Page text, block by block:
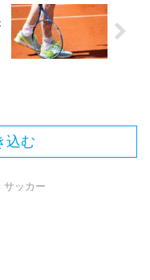
込む
サッカー